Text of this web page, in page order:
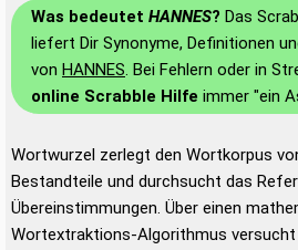
Was bedeutet HANNES? Das
liefert Dir Synonyme, Definitionen
von HANNES. Bei Fehlern oder in
online Scrabble Hilfe immer "ein
Wortwurzel zerlegt den Wortkorpus
Bestandteile und durchsucht das
Übereinstimmungen. Über einen
Wortextraktions-Algorithmus